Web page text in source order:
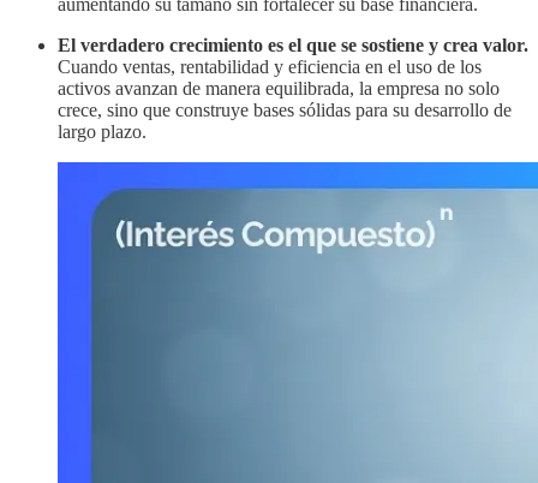
El verdadero crecimiento es el que se sostiene y crea valor.
Cuando ventas, rentabilidad y eficiencia en el uso de los
activos avanzan de manera equilibrada, la empresa no solo
crece, sino que construye bases sólidas para su desarrollo de
largo plazo.